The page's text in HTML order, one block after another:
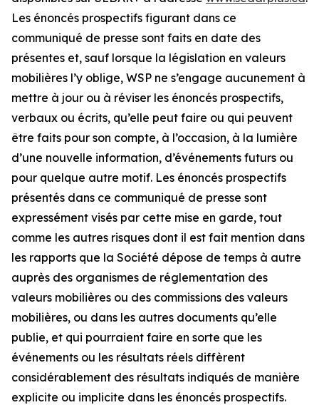
Les énoncés prospectifs figurant dans ce
communiqué de presse sont faits en date des
présentes et, sauf lorsque la législation en valeurs
mobilières l’y oblige, WSP ne s’engage aucunement à
mettre à jour ou à réviser les énoncés prospectifs,
verbaux ou écrits, qu’elle peut faire ou qui peuvent
être faits pour son compte, à l’occasion, à la lumière
d’une nouvelle information, d’événements futurs ou
pour quelque autre motif. Les énoncés prospectifs
présentés dans ce communiqué de presse sont
expressément visés par cette mise en garde, tout
comme les autres risques dont il est fait mention dans
les rapports que la Société dépose de temps à autre
auprès des organismes de réglementation des
valeurs mobilières ou des commissions des valeurs
mobilières, ou dans les autres documents qu’elle
publie, et qui pourraient faire en sorte que les
événements ou les résultats réels diffèrent
considérablement des résultats indiqués de manière
explicite ou implicite dans les énoncés prospectifs.